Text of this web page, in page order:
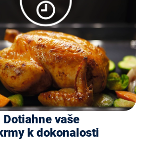
Dotiahne vaše
k dokonalosti